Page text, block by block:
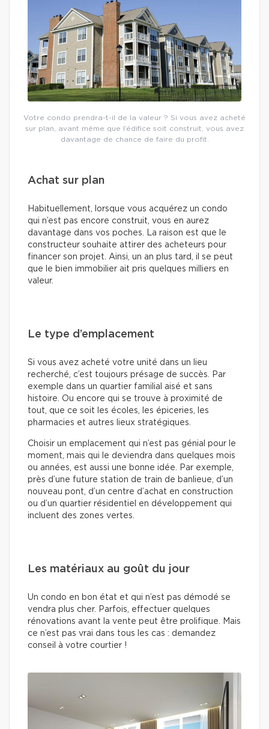
Votre condo prendra-t-il de la valeur ? Si vous avez acheté
sur plan, avant même que l’édifice soit construit, vous avez
davantage de chance de faire du profit.
Achat sur plan
Habituellement, lorsque vous acquérez un condo
qui n’est pas encore construit, vous en aurez
davantage dans vos poches. La raison est que le
constructeur souhaite attirer des acheteurs pour
financer son projet. Ainsi, un an plus tard, il se peut
que le bien immobilier ait pris quelques milliers en
valeur.
Le type d’emplacement
Si vous avez acheté votre unité dans un lieu
recherché, c’est toujours présage de succès. Par
exemple dans un quartier familial aisé et sans
histoire. Ou encore qui se trouve à proximité de
tout, que ce soit les écoles, les épiceries, les
pharmacies et autres lieux stratégiques.
Choisir un emplacement qui n’est pas génial pour le
moment, mais qui le deviendra dans quelques mois
ou années, est aussi une bonne idée. Par exemple,
près d’une future station de train de banlieue, d’un
nouveau pont, d’un centre d’achat en construction
ou d’un quartier résidentiel en développement qui
incluent des zones vertes.
Les matériaux au goût du jour
Un condo en bon état et qui n’est pas démodé se
vendra plus cher. Parfois, effectuer quelques
rénovations avant la vente peut être prolifique. Mais
ce n’est pas vrai dans tous les cas : demandez
conseil à votre courtier !